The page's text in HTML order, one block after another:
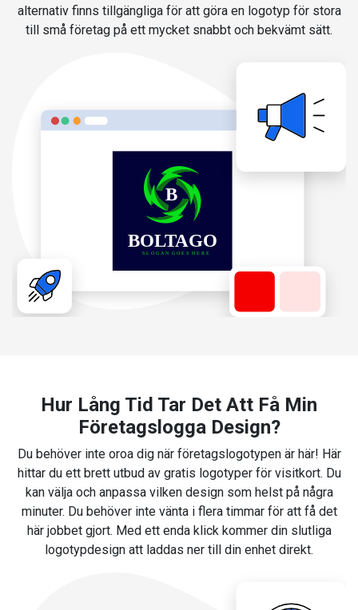
alternativ finns tillgängliga för att göra en logotyp för stora
till små företag på ett mycket snabbt och bekvämt sätt.
Hur Lång Tid Tar Det Att Få Min
Företagslogga Design?
Du behöver inte oroa dig när företagslogotypen är här! Här
hittar du ett brett utbud av gratis logotyper för visitkort. Du
kan välja och anpassa vilken design som helst på några
minuter. Du behöver inte vänta i flera timmar för att få det
här jobbet gjort. Med ett enda klick kommer din slutliga
logotypdesign att laddas ner till din enhet direkt.